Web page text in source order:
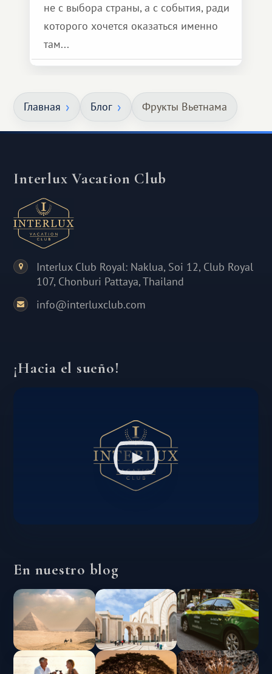
не с выбора страны, а с события, ради
которого хочется оказаться именно
там...
Главная Блог Фрукты Вьетнама
Interlux Vacation Club
Interlux Club Royal: Naklua, Soi 12, Club Royal
107, Chonburi Pattaya, Thailand
info@interluxclub.com
¡Hacia el sueño!
En nuestro blog